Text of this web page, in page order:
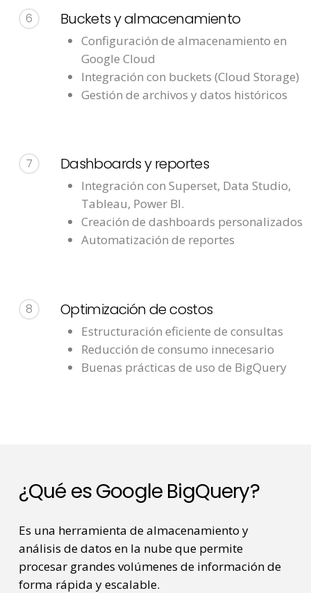
6 Buckets y almacenamiento
Configuración de almacenamiento en
Google Cloud
Integración con buckets (Cloud Storage)
Gestión de archivos y datos históricos
7 Dashboards y reportes
Integración con Superset, Data Studio,
Tableau, Power BI.
Creación de dashboards personalizados
Automatización de reportes
8 Optimización de costos
Estructuración eficiente de consultas
Reducción de consumo innecesario
Buenas prácticas de uso de BigQuery
¿Qué es Google BigQuery?
Es una herramienta de almacenamiento y
análisis de datos en la nube que permite
procesar grandes volúmenes de información de
forma rápida y escalable.